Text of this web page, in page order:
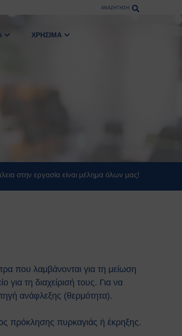
ΑΝΑΖΗΤΗΣΗ
ΧΡΗΣΙΜΑ
στην εργασία είναι μέλημα όλων μας!
που λαμβάνονται για τη μείωση
τη διαχείρισή τους. Για να
ανάφλεξης (θερμότητα).
πρόκλησης πυρκαγιάς ή έκρηξης.